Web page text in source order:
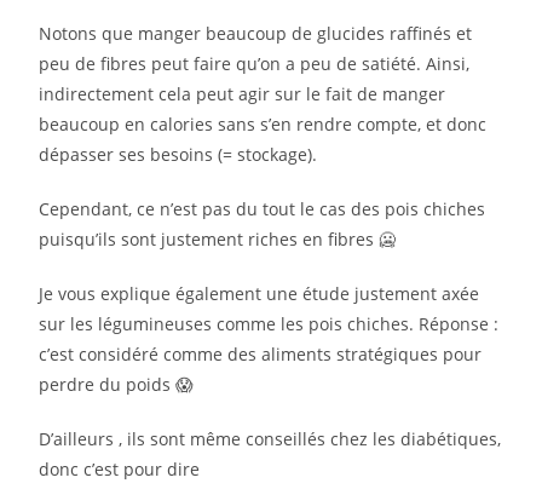
Notons que manger beaucoup de glucides raffinés et
peu de fibres peut faire qu’on a peu de satiété. Ainsi,
indirectement cela peut agir sur le fait de manger
beaucoup en calories sans s’en rendre compte, et donc
dépasser ses besoins (= stockage).
Cependant, ce n’est pas du tout le cas des pois chiches
puisqu’ils sont justement riches en fibres 🥶
Je vous explique également une étude justement axée
sur les légumineuses comme les pois chiches. Réponse :
c’est considéré comme des aliments stratégiques pour
perdre du poids 😱
D’ailleurs , ils sont même conseillés chez les diabétiques,
donc c’est pour dire